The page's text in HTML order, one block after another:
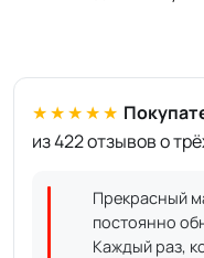
★★★★★
из 422 отзывов о
Прекрасный
постоянно
Каждый раз,